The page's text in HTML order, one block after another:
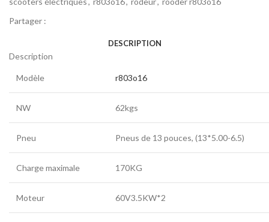
Partager :
DESCRIPTION
Description
Modèle r803o16
NW 62kgs
Pneu Pneus de 13 pouces, (13*5.00-6.5)
Charge maximale 170KG
Moteur 60V3.5KW*2